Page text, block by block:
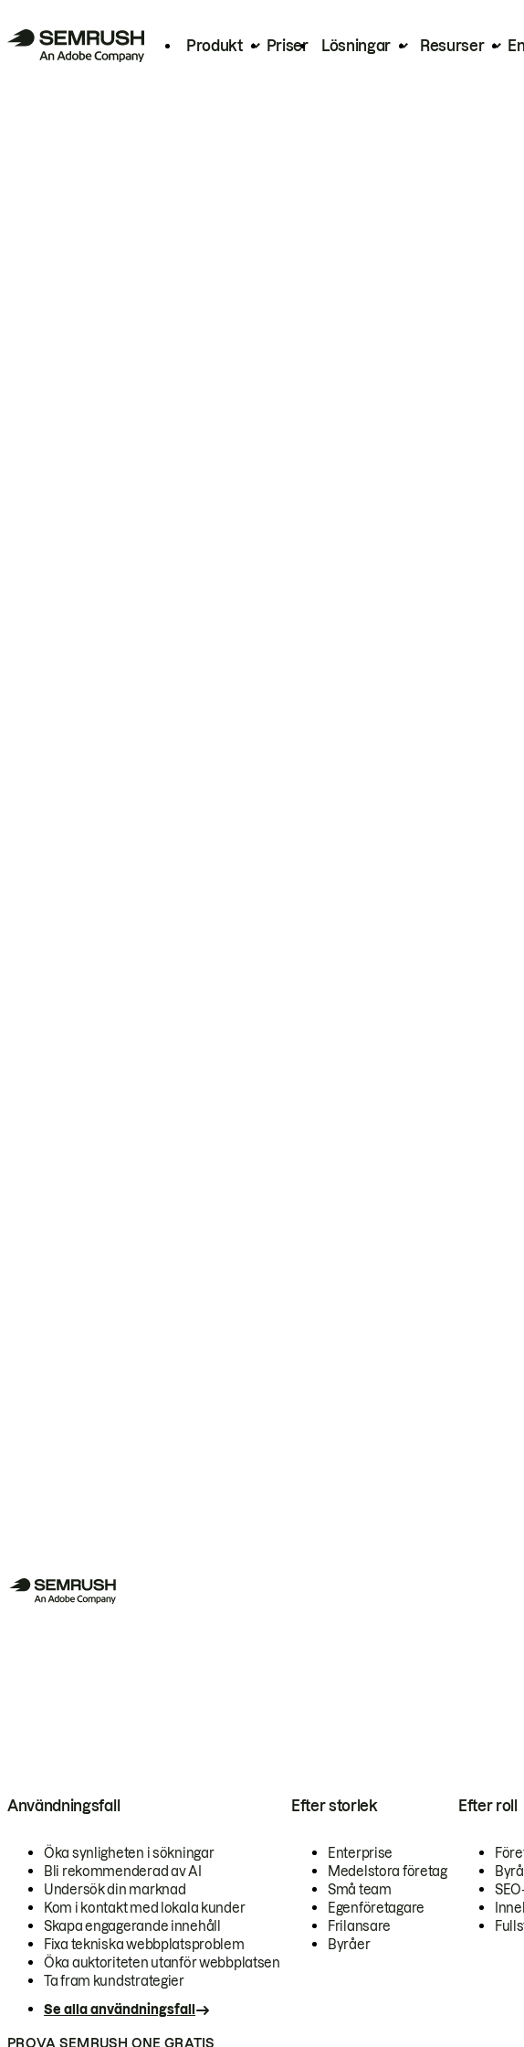
Produkt Priser Lösningar Resurser
Användningsfall
Öka synligheten i sökningar
Bli rekommenderad av AI
Undersök din marknad
Kom i kontakt med lokala kunder
Skapa engagerande innehåll
Fixa tekniska webbplatsproblem
Öka auktoriteten utanför webbplatsen
Ta fram kundstrategier
Se alla användningsfall
Efter storlek
Enterprise
Medelstora företag
Små team
Egenföretagare
Frilansare
Byråer
Efter roll
PROVA SEMRUSH ONE GRATIS